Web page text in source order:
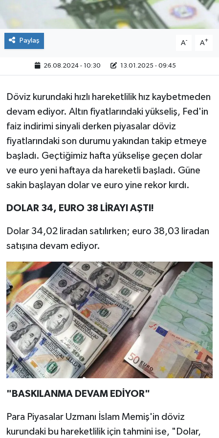
Paylaş A- A+
26.08.2024 - 10:30 13.01.2025 - 09:45
Döviz kurundaki hızlı hareketlilik hız kaybetmeden
devam ediyor. Altın fiyatlarındaki yükseliş, Fed'in
faiz indirimi sinyali derken piyasalar döviz
fiyatlarındaki son durumu yakından takip etmeye
başladı. Geçtiğimiz hafta yükselişe geçen dolar
ve euro yeni haftaya da hareketli başladı. Güne
sakin başlayan dolar ve euro yine rekor kırdı.
DOLAR 34, EURO 38 LİRAYI AŞTI!
Dolar 34,02 liradan satılırken; euro 38,03 liradan
satışına devam ediyor.
"BASKILANMA DEVAM EDİYOR"
Para Piyasalar Uzmanı İslam Memiş'in döviz
kurundaki bu hareketlilik için tahmini ise, "Dolar,